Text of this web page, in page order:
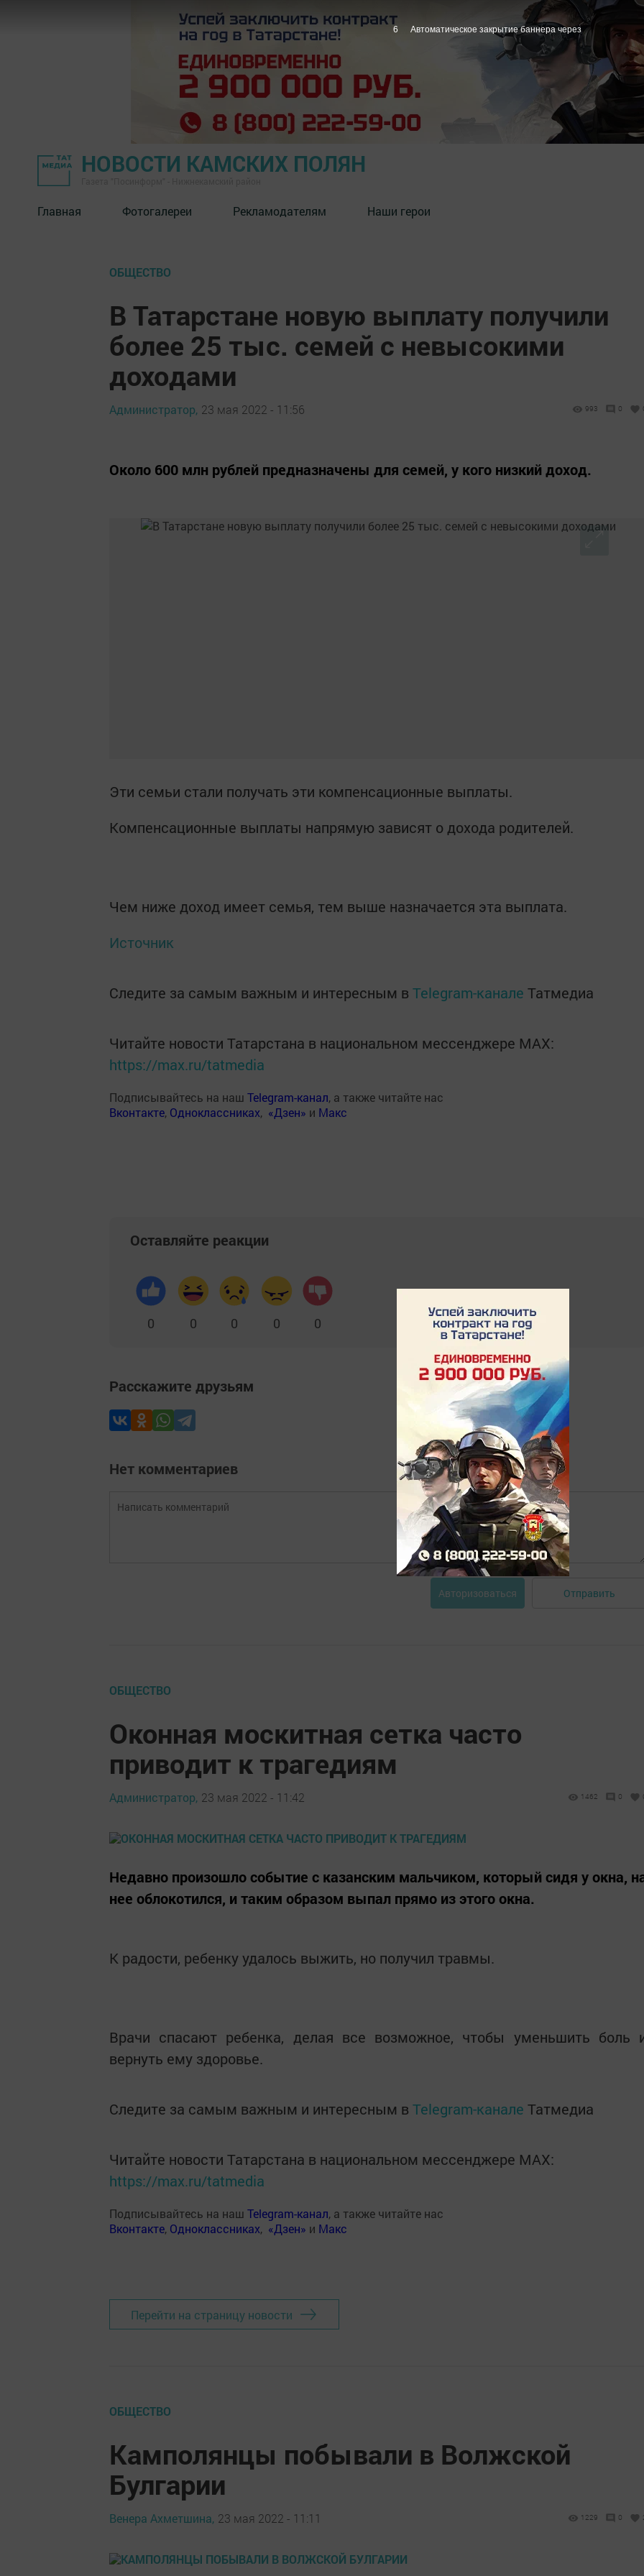
НОВОСТИ КАМСКИХ ПОЛЯН
Главная Фотогалереи Рекламодателям Наши герои
ОБЩЕСТВО
В Татарстане новую выплату получили
более 25 тыс. семей с невысокими
доходами
Администратор, 23 мая 2022 - 11:56 993 0
Около 600 млн рублей предназначены для семей, у кого низкий доход.
Эти семьи стали получать эти компенсационные выплаты.
Компенсационные выплаты напрямую зависят о дохода родителей.
Чем ниже доход имеет семья, тем выше назначается эта выплата.
Источник
Следите за самым важным и интересным в Telegram-канале Татмедиа
Читайте новости Татарстана в национальном мессенджере MАХ:
https://max.ru/tatmedia
Подписывайтесь на наш Telegram-канал, а также читайте нас
Вконтакте, Одноклассниках, «Дзен» и Макс
Оставляйте реакции
0 0 0 0 0
Расскажите друзьям
Нет комментариев
Авторизоваться Отправить
ОБЩЕСТВО
Оконная москитная сетка часто
приводит к трагедиям
Администратор, 23 мая 2022 - 11:42 1462 0
Недавно произошло событие с казанским мальчиком, который сидя у окна,
нее облокотился, и таким образом выпал прямо из этого окна.
К радости, ребенку удалось выжить, но получил травмы.
Врачи спасают ребенка, делая все возможное, чтобы уменьшить боль
вернуть ему здоровье.
Следите за самым важным и интересным в Telegram-канале Татмедиа
Читайте новости Татарстана в национальном мессенджере MАХ:
https://max.ru/tatmedia
Подписывайтесь на наш Telegram-канал, а также читайте нас
Вконтакте, Одноклассниках, «Дзен» и Макс
Перейти на страницу новости
ОБЩЕСТВО
Камполянцы побывали в Волжской
Булгарии
Венера Ахметшина, 23 мая 2022 - 11:11 1229 0
5 Автоматическое закрытие баннера через